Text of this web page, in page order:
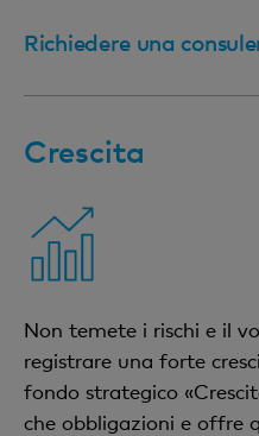
Richiedere una
Crescita
Non temete i rischi e il
registrare una forte
fondo strategico
che obbligazioni e offre